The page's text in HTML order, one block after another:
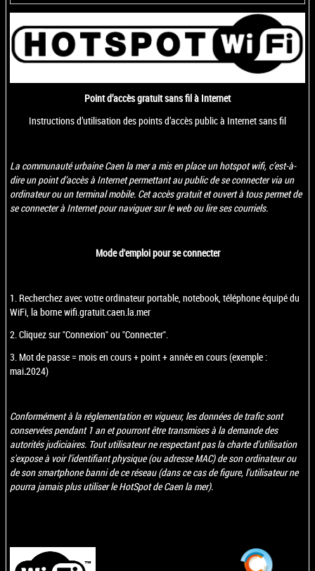
Point d’accès gratuit sans fil à Internet
Instructions d’utilisation des points d’accès public à Internet sans fil
La communauté urbaine Caen la mer a mis en place un hotspot wifi, c’est-à-
dire un point d’accès à Internet permettant au public de se connecter via un
ordinateur ou un terminal mobile. Cet accès gratuit et ouvert à tous permet de
se connecter à Internet pour naviguer sur le web ou lire ses courriels.
Mode d'emploi pour se connecter
1. Recherchez avec votre ordinateur portable, notebook, téléphone équipé du
WiFi, la borne wifi.gratuit.caen.la.mer
2. Cliquez sur "Connexion" ou "Connecter".
3. Mot de passe = mois en cours + point + année en cours (exemple :
mai.2024)
Conformément à la réglementation en vigueur, les données de trafic sont
conservées pendant 1 an et pourront être transmises à la demande des
autorités judiciaires. Tout utilisateur ne respectant pas la charte d'utilisation
s'expose à voir l'identifiant physique (ou adresse MAC) de son ordinateur ou
de son smartphone banni de ce réseau (dans ce cas de figure, l'utilisateur ne
pourra jamais plus utiliser le HotSpot de Caen la mer).